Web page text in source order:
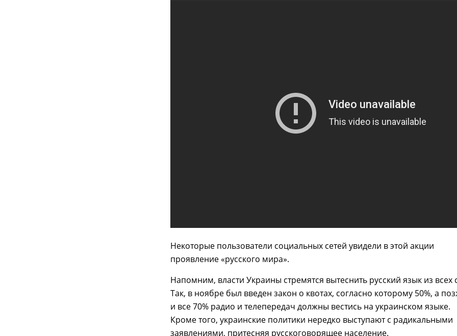
Некоторые пользователи социальных сетей увидели в этой акции
проявление «русского мира».
Напомним, власти Украины стремятся вытеснить русский язык из всех
Так, в ноябре был введен закон о квотах, согласно которому 50%, а
и все 70% радио и телепередач должны вестись на украинском языке.
Кроме того, украинские политики нередко выступают с радикальными
заявлениями, притесняя русскоговорящее население.